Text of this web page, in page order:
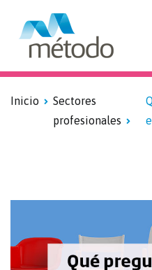
Blog sobre formación
Inicio
Sectores
profesionales